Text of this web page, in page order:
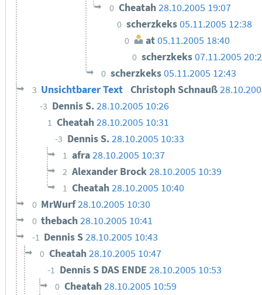
0 Cheatah28.10.2005 19:07
0 scherzkeks05.11.2005 12:38
0 at05.11.2005 18:40
0 scherzkeks07.11.2005
0 scherzkeks05.11.2005 12:43
3 Unsichtbarer Text Christoph Schnauß
-3 Dennis S.28.10.2005 10:26
1 Cheatah28.10.2005 10:31
-3 Dennis S.28.10.2005 10:33
1 afra28.10.2005 10:37
2 Alexander Brock28.10.2005 10:39
1 Cheatah28.10.2005 10:40
0 MrWurf28.10.2005 10:30
0 thebach28.10.2005 10:41
-1 Dennis S28.10.2005 10:43
0 Cheatah28.10.2005 10:47
-1 Dennis S DAS ENDE 28.10.2005 10:53
0 Cheatah28.10.2005 10:59